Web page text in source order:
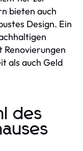
bieten auch
Design. Ein
als auch Geld
des